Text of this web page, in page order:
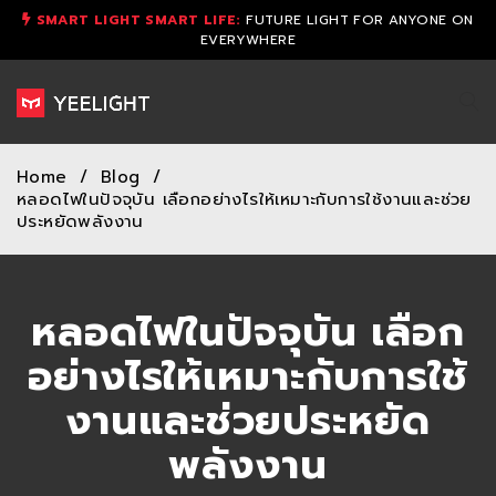
SMART LIGHT SMART LIFE: FUTURE LIGHT FOR ANYONE ON
EVERYWHERE
Home / Blog /
หลอดไฟในปัจจุบัน เลือกอย่างไรให้เหมาะกับการใช้งานและช่วย
ประหยัดพลังงาน
หลอดไฟในปัจจุบัน เลือก
อย่างไรให้เหมาะกับการใช้
งานและช่วยประหยัด
พลังงาน